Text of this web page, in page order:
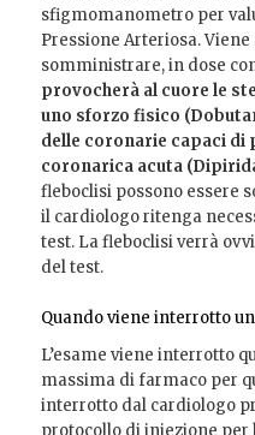
sfigmomanometro per
Pressione Arteriosa.
somministrare, in dose
provocherà al cuore le
uno sforzo fisico
delle coronarie capaci di
coronarica acuta
fleboclisi possono essere
il cardiologo ritenga
test. La fleboclisi verrà
del test.
Quando viene interrotto
L’esame viene interrotto
massima di farmaco per
interrotto dal cardiologo